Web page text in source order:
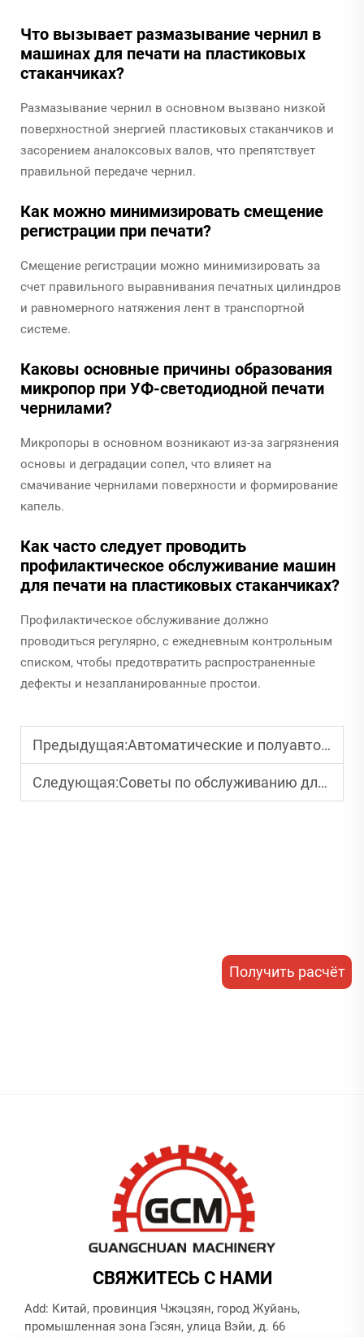
Что вызывает размазывание чернил в
машинах для печати на пластиковых
стаканчиках?
Размазывание чернил в основном вызвано низкой
поверхностной энергией пластиковых стаканчиков и
засорением аналоксовых валов, что препятствует
правильной передаче чернил.
Как можно минимизировать смещение
регистрации при печати?
Смещение регистрации можно минимизировать за
счет правильного выравнивания печатных цилиндров
и равномерного натяжения лент в транспортной
системе.
Каковы основные причины образования
микропор при УФ-светодиодной печати
чернилами?
Микропоры в основном возникают из-за загрязнения
основы и деградации сопел, что влияет на
смачивание чернилами поверхности и формирование
капель.
Как часто следует проводить
профилактическое обслуживание машин
для печати на пластиковых стаканчиках?
Профилактическое обслуживание должно
проводиться регулярно, с ежедневным контрольным
списком, чтобы предотвратить распространенные
дефекты и незапланированные простои.
Предыдущая:Автоматические и полуавтоматические машины для печати на пластиковых стаканчиках: что лучше?
Следующая:Советы по обслуживанию для продления срока службы машины для печати на пластиковых стаканчиках
Получить расчёт
СВЯЖИТЕСЬ С НАМИ
Add: Китай, провинция Чжэцзян, город Жуйань,
промышленная зона Гэсян, улица Вэйи, д. 66